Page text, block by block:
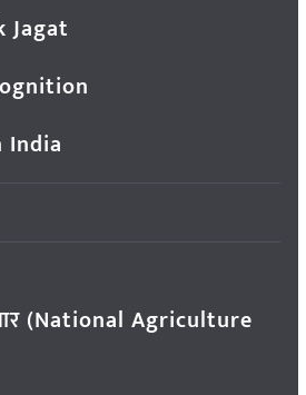
Jagat
(National Agriculture